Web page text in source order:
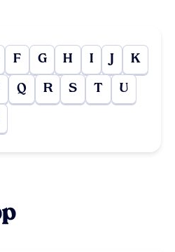
F G H I J K
Q R S T U